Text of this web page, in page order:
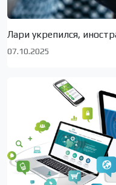
Лари укрепился,
07.10.2025